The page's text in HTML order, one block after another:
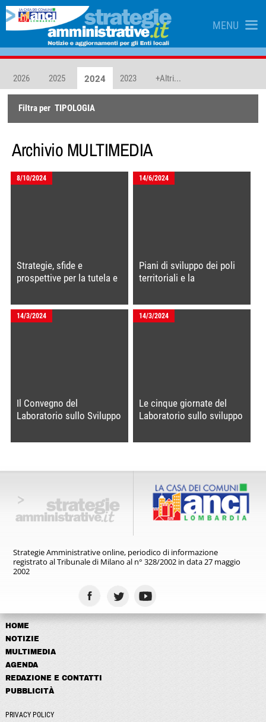
MENU
2026 2025 2024 2023 +Altri...
Filtra per TIPOLOGIA
Archivio MULTIMEDIA
8/10/2024
Strategie, sfide e
prospettive per la tutela e
dell'acqua in Lombardia
14/6/2024
Piani di sviluppo dei poli
territoriali e la
territoriale
14/3/2024
Il Convegno del
Laboratorio sullo Sviluppo
14/3/2024
Le cinque giornate del
Laboratorio sullo sviluppo
Strategie Amministrative online, periodico di informazione
registratoal Tribunale di Milano al n° 328/2002 in data 27 maggio
2002
HOME
NOTIZIE
MULTIMEDIA
AGENDA
REDAZIONE E CONTATTI
PUBBLICITÀ
PRIVACY POLICY